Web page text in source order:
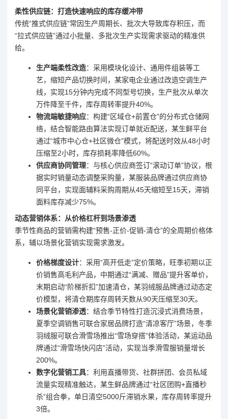
柔性供应链：打造快速响应的库存缓冲带
传统“推式供应链”常因生产周期长、批次大导致库存积压，而
“拉式供应链”通过小批量、多批次生产实现需求驱动的精准供
给。
生产端柔性改造：采用模块化设计、通用件组装等工
艺，缩短产品切换时间，某家电企业通过改造空调生产
线，实现15分钟内完成不同型号切换，生产批次从单次
万件降至千件，库存周转率提升40%。
物流端敏捷响应：构建“区域仓+前置仓”的分布式仓储网
络，结合智能路由算法实现订单就近配送，某生鲜平台
通过“城市中心仓+社区微仓”模式，将配送时效从48小时
压缩至2小时，库存损耗率降低60%。
供应商协同管理：与核心供应商签订“滚动订单”协议，根
据实时销量动态调整采购量，某服装品牌通过供应商协
同平台，实现面辅料采购周期从45天缩短至15天，滞销
面料库存减少75%。
动态营销体系：从价格杠杆到场景渗透
季节性商品的营销需构建“预售-正价-促销-清仓”的全周期价格体
系，辅以场景化营销实现需求激发。
价格梯度设计：采用“高开低走”定价策略，旺季初期以正
价销售高毛利产品，中期通过“满减、赠品”提升客单价，
末期启动“阶梯折扣”加速清仓，某羽绒服品牌通过动态定
价模型，将清仓期库存周转天数从90天压缩至30天。
场景化营销渗透：结合季节特性打造沉浸式消费场景，
夏季空调销售可联合家居品牌打造“清凉客厅”场景，冬季
羽绒服可联合滑雪场推出“雪场穿搭”体验活动，某运动品
牌通过“滑雪场快闪店”活动，实现当季滑雪服销量增长
200%。
数字化营销工具：利用直播带货、社群拼团、会员私域
流量实现精准触达，某生鲜品牌通过“社区团购+直播秒
杀”组合拳，单日清空5000斤滞销水果，库存周转率提升
3倍。